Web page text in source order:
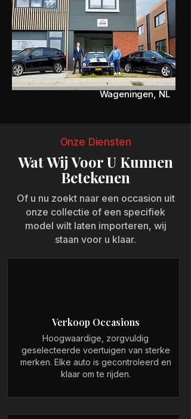
Wageningen, NL
Onze Diensten
Wat Wij Voor U Kunnen
Betekenen
Of u nu zoekt naar een occasion uit
onze collectie of een specifiek
model wilt laten importeren, wij
staan voor u klaar.
Verkoop Occasions
Hoogwaardige, zorgvuldig
geselecteerde voertuigen van sterke
merken. Elke auto is gecontroleerd en
klaar om te rijden.